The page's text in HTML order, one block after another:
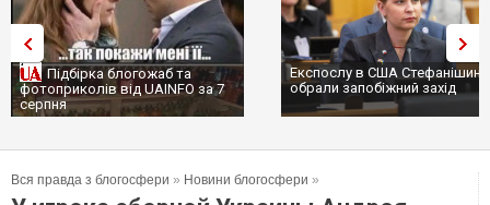
Підбірка блогожаб та
фотоприколів від UAINFO за 7
серпня
Експослу в США
обрали запобіжний захід
Вся правда з блогосфери » Новини блогосфери »